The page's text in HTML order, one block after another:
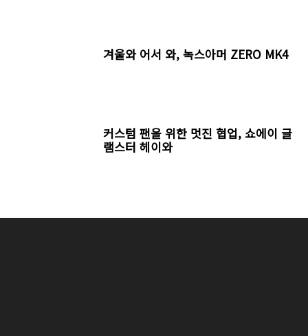
겨울와 어서 와, 녹스아머 ZERO MK4
커스텀 팬을 위한 멋진 협업, 쇼에이 글
램스터 헤이와